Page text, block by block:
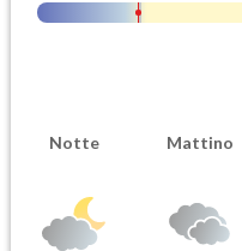
Notte Mattino